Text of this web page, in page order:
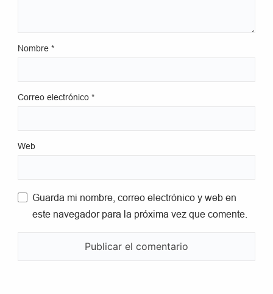
Nombre*
Correo electrónico*
Web
Guarda mi nombre, correo electrónico y web en
este navegador para la próxima vez que comente.